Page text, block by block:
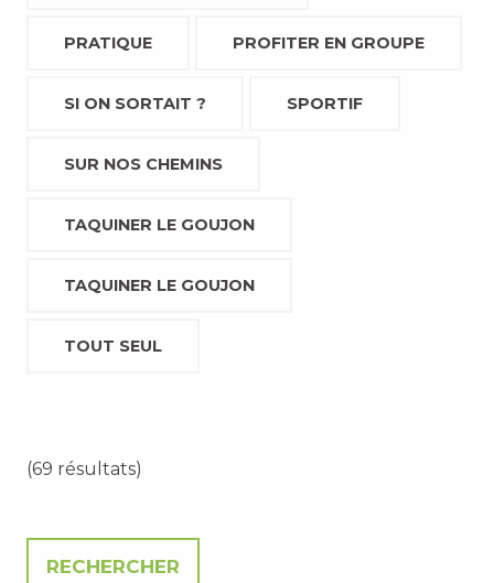
PRATIQUE PROFITER EN GROUPE
SI ON SORTAIT ? SPORTIF
SUR NOS CHEMINS
TAQUINER LE GOUJON
TAQUINER LE GOUJON
TOUT SEUL
(69 résultats)